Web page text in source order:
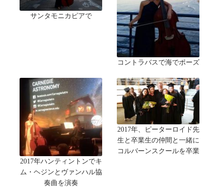
サンタモニカピアで
コントラバスで海でポーズ
2017年ハンティントンでキ
ム・ヘジンとヴァンハル協
奏曲を演奏
2017年、ピーターロイド先
生と卒業生の仲間と一緒に
コルバーンスクールを卒業